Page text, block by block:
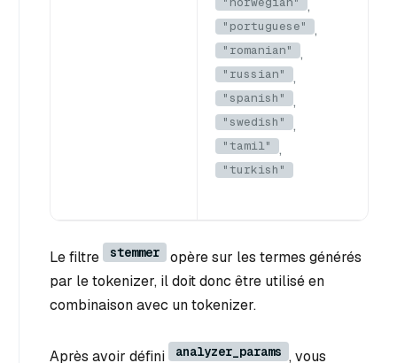
,
"portuguese" ,
"romanian" ,
"russian" ,
"spanish" ,
"swedish" ,
"tamil" ,
"turkish"
Le filtre stemmer
opère sur les termes générés
par le tokenizer, il doit donc être utilisé en
combinaison avec un tokenizer.
Après avoir défini analyzer_params , vous